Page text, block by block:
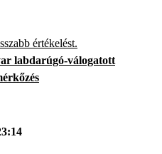
értékelést.
labdarúgó-válogatott